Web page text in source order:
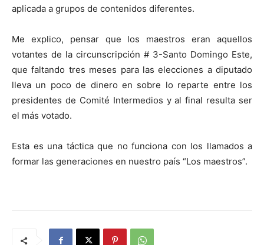
aplicada a grupos de contenidos diferentes.
Me explico, pensar que los maestros eran aquellos
votantes de la circunscripción # 3-Santo Domingo Este,
que faltando tres meses para las elecciones a diputado
lleva un poco de dinero en sobre lo reparte entre los
presidentes de Comité Intermedios y al final resulta ser
el más votado.
Esta es una táctica que no funciona con los llamados a
formar las generaciones en nuestro país “Los maestros”.